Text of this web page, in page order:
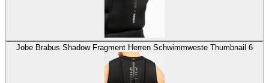
Jobe Brabus Shadow Fragment Herren Schwimmweste Thumbnail 6